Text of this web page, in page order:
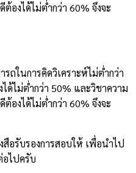
องได้ไม่ต่ำกว่า 60% จึงจะ
ถในการคิดวิเคราะห์ไม่ต่ำกว่า
ไม่ต่ำกว่า 50% และวิชาความ
องได้ไม่ต่ำกว่า 60% จึงจะ
อรับรองการสอบให้ เพื่อนำไป
อไปครับ